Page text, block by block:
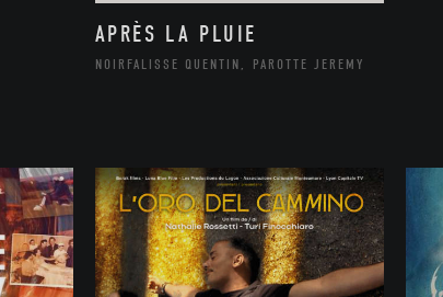
APRÈS LA PLUIE
NOIRFALISSE QUENTIN, PAROTTE JEREMY